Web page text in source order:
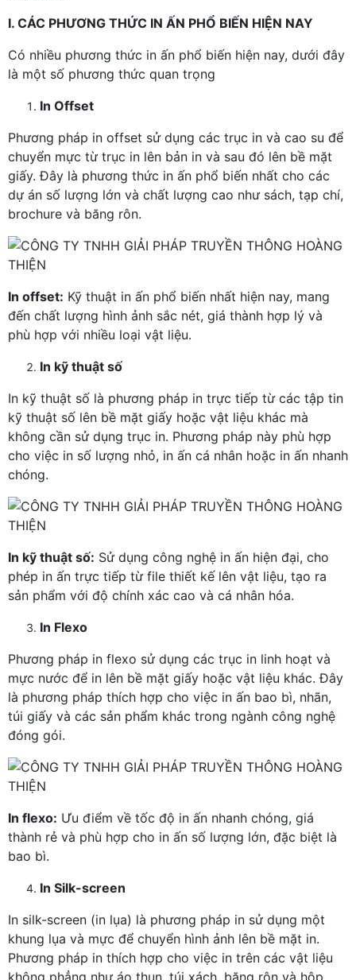
I. CÁC PHƯƠNG THỨC IN ẤN PHỔ BIẾN HIỆN NAY
Có nhiều phương thức in ấn phổ biến hiện nay, dưới đây
là một số phương thức quan trọng
In Offset
Phương pháp in offset sử dụng các trục in và cao su để
chuyển mực từ trục in lên bản in và sau đó lên bề mặt
giấy. Đây là phương thức in ấn phổ biến nhất cho các
dự án số lượng lớn và chất lượng cao như sách, tạp chí,
brochure và băng rôn.
In offset: Kỹ thuật in ấn phổ biến nhất hiện nay, mang
đến chất lượng hình ảnh sắc nét, giá thành hợp lý và
phù hợp với nhiều loại vật liệu.
In kỹ thuật số
In kỹ thuật số là phương pháp in trực tiếp từ các tập tin
kỹ thuật số lên bề mặt giấy hoặc vật liệu khác mà
không cần sử dụng trục in. Phương pháp này phù hợp
cho việc in số lượng nhỏ, in ấn cá nhân hoặc in ấn nhanh
chóng.
In kỹ thuật số: Sử dụng công nghệ in ấn hiện đại, cho
phép in ấn trực tiếp từ file thiết kế lên vật liệu, tạo ra
sản phẩm với độ chính xác cao và cá nhân hóa.
In Flexo
Phương pháp in flexo sử dụng các trục in linh hoạt và
mực nước để in lên bề mặt giấy hoặc vật liệu khác. Đây
là phương pháp thích hợp cho việc in ấn bao bì, nhãn,
túi giấy và các sản phẩm khác trong ngành công nghệ
đóng gói.
In flexo: Ưu điểm về tốc độ in ấn nhanh chóng, giá
thành rẻ và phù hợp cho in ấn số lượng lớn, đặc biệt là
bao bì.
In Silk-screen
In silk-screen (in lụa) là phương pháp in sử dụng một
khung lụa và mực để chuyển hình ảnh lên bề mặt in.
Phương pháp in thích hợp cho việc in trên các vật liệu
không phẳng như áo thun, túi xách, băng rôn và hộp